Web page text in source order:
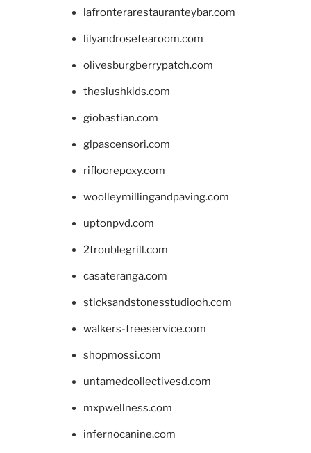
lafronterarestauranteybar.com
lilyandrosetearoom.com
olivesburgberrypatch.com
theslushkids.com
giobastian.com
glpascensori.com
rifloorepoxy.com
woolleymillingandpaving.com
uptonpvd.com
2troublegrill.com
casateranga.com
sticksandstonesstudiooh.com
walkers-treeservice.com
shopmossi.com
untamedcollectivesd.com
mxpwellness.com
infernocanine.com